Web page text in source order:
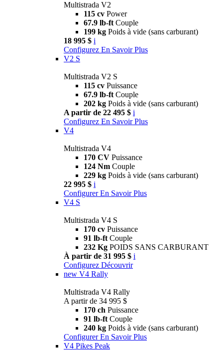
Multistrada V2
115 cv Power
67.9 lb-ft Couple
199 kg Poids à vide (sans carburant)
18 995 $ i
Configurez En Savoir Plus
V2 S
Multistrada V2 S
115 cv Puissance
67.9 lb-ft Couple
202 kg Poids à vide (sans carburant)
A partir de 22 495 $ i
Configurez En Savoir Plus
V4
Multistrada V4
170 CV Puissance
124 Nm Couple
229 kg Poids à vide (sans carburant)
22 995 $ i
Configurer En Savoir Plus
V4 S
Multistrada V4 S
170 cv Puissance
91 lb-ft Couple
232 Kg POIDS SANS CARBURANT
À partir de 31 995 $ i
Configurez Découvrir
new V4 Rally
Multistrada V4 Rally
A partir de 34 995 $
170 ch Puissance
91 lb-ft Couple
240 kg Poids à vide (sans carburant)
Configurer En Savoir Plus
V4 Pikes Peak